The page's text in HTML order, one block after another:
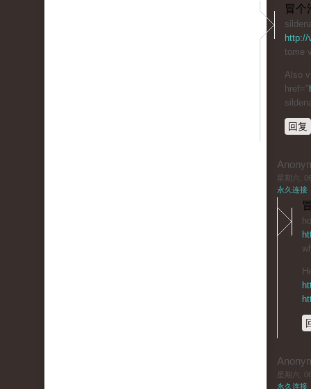
冒个
http://
tome
Also
href="
回复
星期六,
永久连接
星期六,
永久连接